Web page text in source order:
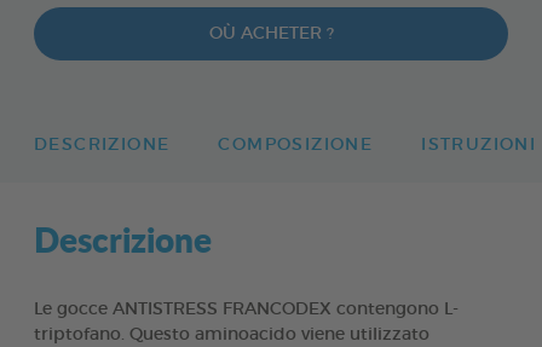
OÙ ACHETER ?
DESCRIZIONE COMPOSIZIONE
Descrizione
Le gocce ANTISTRESS FRANCODEX contengono L-
triptofano. Questo aminoacido viene utilizzato